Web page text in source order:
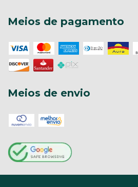
Meios de pagamento
Meios de envio